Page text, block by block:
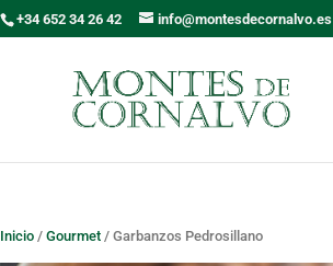
+34 652 34 26 42 info@montesdecornalvo.es
Inicio /Gourmet / Garbanzos Pedrosillano